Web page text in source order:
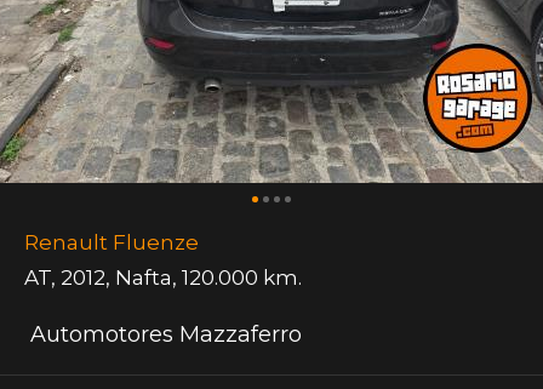
Renault Fluenze
AT, 2012, Nafta, 120.000 km.
Automotores Mazzaferro